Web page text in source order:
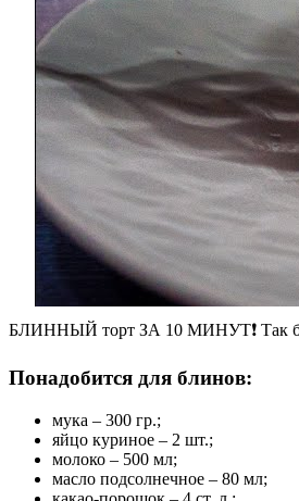
БЛИННЫЙ торт ЗА 10 МИНУТ❗ Так
Понадобится для блинов:
мука – 300 гр.;
яйцо куриное – 2 шт.;
молоко – 500 мл;
масло подсолнечное – 80 мл;